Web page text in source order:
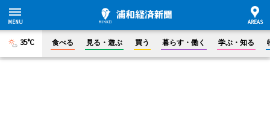
35°C 食べる 見る・遊ぶ 買う 暮らす・働く 学ぶ・知る